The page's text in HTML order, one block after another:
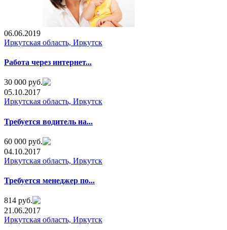
06.06.2019
Иркутская область, Иркутск
Работа через интернет...
30 000 руб.
05.10.2017
Иркутская область, Иркутск
Требуется водитель на...
60 000 руб.
04.10.2017
Иркутская область, Иркутск
Требуется менеджер по...
814 руб.
21.06.2017
Иркутская область, Иркутск